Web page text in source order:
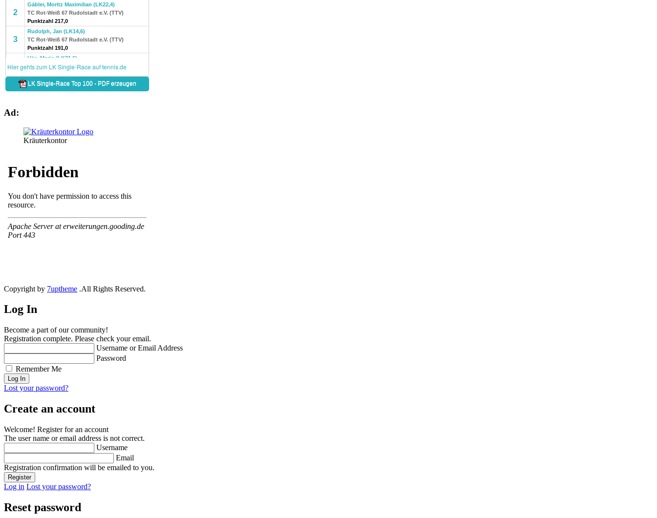
Ad:
Kräuterkontor
Copyright by 7uptheme .All Rights Reserved.
Log In
Become a part of our community!
Registration complete. Please check your email.
Username or Email Address
Password
Remember Me
Lost your password?
Create an account
Welcome! Register for an account
The user name or email address is not correct.
Username
Email
Registration confirmation will be emailed to you.
Log in Lost your password?
Reset password